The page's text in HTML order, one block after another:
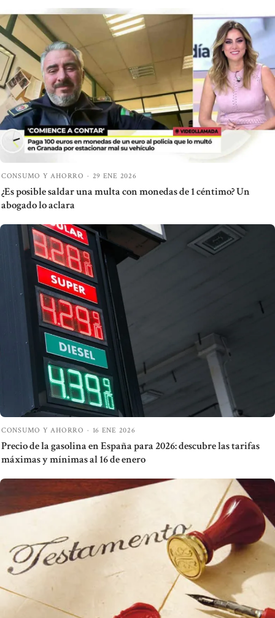
CONSUMO Y AHORRO · 29 ENE 2026
¿Es posible saldar una multa con monedas de 1 céntimo? Un
abogado lo aclara
CONSUMO Y AHORRO · 16 ENE 2026
Precio de la gasolina en España para 2026: descubre las tarifas
máximas y mínimas al 16 de enero